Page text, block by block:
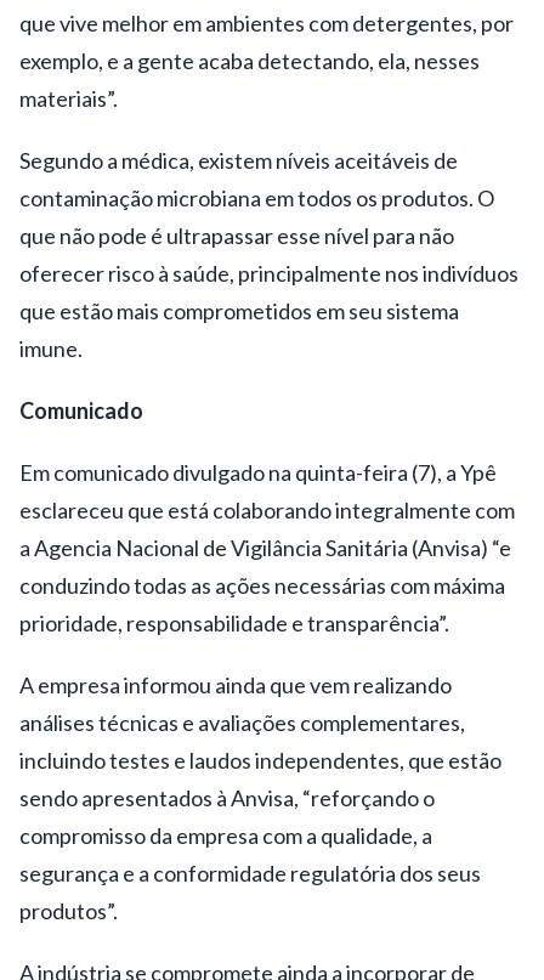
que vive melhor em ambientes com detergentes, por
exemplo, e a gente acaba detectando, ela, nesses
materiais”.
Segundo a médica, existem níveis aceitáveis de
contaminação microbiana em todos os produtos. O
que não pode é ultrapassar esse nível para não
oferecer risco à saúde, principalmente nos indivíduos
que estão mais comprometidos em seu sistema
imune.
Comunicado
Em comunicado divulgado na quinta-feira (7), a Ypê
esclareceu que está colaborando integralmente com
a Agencia Nacional de Vigilância Sanitária (Anvisa) “e
conduzindo todas as ações necessárias com máxima
prioridade, responsabilidade e transparência”.
A empresa informou ainda que vem realizando
análises técnicas e avaliações complementares,
incluindo testes e laudos independentes, que estão
sendo apresentados à Anvisa, “reforçando o
compromisso da empresa com a qualidade, a
segurança e a conformidade regulatória dos seus
produtos”.
A indústria se compromete ainda a incorporar de